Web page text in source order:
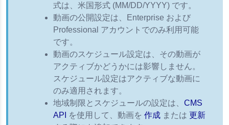
式は、米国形式 (MM/DD/YYYY) です。
動画の公開設定は、Enterprise および
Professional アカウントでのみ利用可能
です。
動画のスケジュール設定は、その動画が
アクティブかどうかには影響しません。
スケジュール設定はアクティブな動画に
のみ適用されます。
地域制限とスケジュールの設定は、 CMS
API
を使用して、動画を 作成 または 更新